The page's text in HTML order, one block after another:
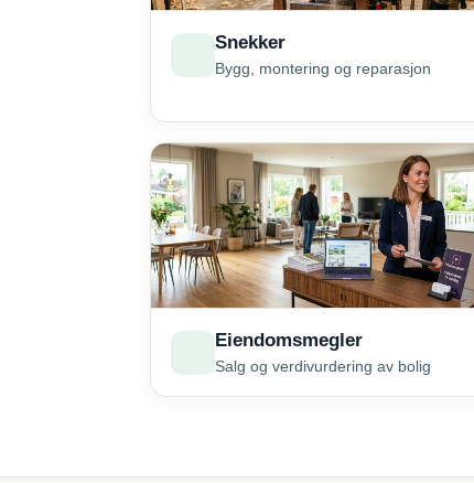
Snekker
Bygg, montering og reparasjon
Eiendomsmegler
Salg og verdivurdering av bolig